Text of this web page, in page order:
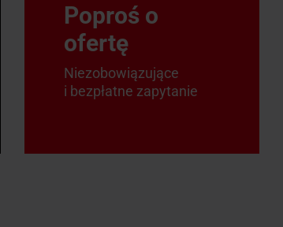
Poproś o
ofertę
Niezobowiązujące
i bezpłatne zapytanie